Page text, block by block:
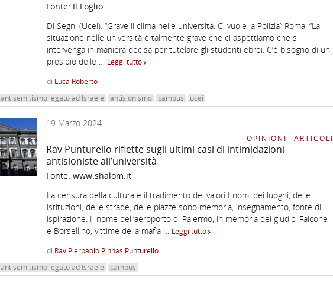
Fonte: Il Foglio
Di Segni (Ucei): “Grave il clima nelle università. Ci vuole la Polizia” Roma. “La
situazione nelle università è talmente grave che ci aspettiamo che si
intervenga in maniera decisa per tutelare gli studenti ebrei. C’è bisogno di un
presidio delle … Leggi tutto
di Luca Roberto
antisemitismo legato ad Israele antisionismo campus ucei
19 Marzo 2024
OPINIONI –ARTICOLI
Rav Punturello riflette sugli ultimi casi di intimidazioni
antisioniste all’università
Fonte: www.shalom.it
La censura della cultura e il tradimento dei valori I nomi dei luoghi, delle
istituzioni, delle strade, delle piazze sono memoria, insegnamento, fonte di
ispirazione. Il nome dell’aeroporto di Palermo, in memoria dei giudici Falcone
e Borsellino, vittime della mafia … Leggi tutto
di Rav Pierpaolo Pinhas Punturello
antisemitismo legato ad Israele campus